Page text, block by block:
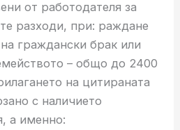
от работодателя за
разходи, при: раждане
граждански брак или
– общо до 2400
на цитираната
с наличието
а именно: